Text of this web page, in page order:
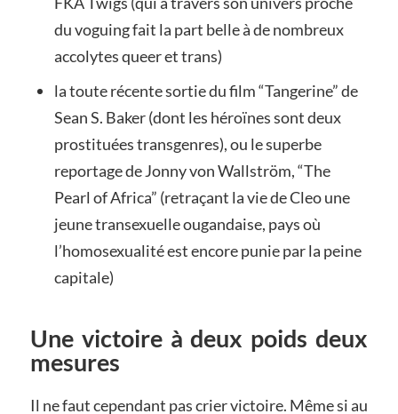
du voguing fait la part belle à de nombreux
accolytes queer et trans)
la toute récente sortie du film “Tangerine” de
Sean S. Baker (dont les héroïnes sont deux
prostituées transgenres), ou le superbe
reportage de Jonny von Wallström, “The
Pearl of Africa” (retraçant la vie de Cleo une
jeune transexuelle ougandaise, pays où
l’homosexualité est encore punie par la peine
capitale)
Une victoire à deux poids deux
mesures
Il ne faut cependant pas crier victoire. Même si au